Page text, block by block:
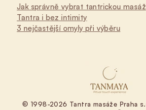
Jak správně vybrat tantrickou masáž
Tantra i bez intimity
3 nejčastější omyly při výběru
© 1998-2026 Tantra masáže Praha